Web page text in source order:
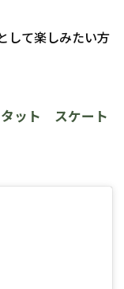
して楽しみたい方
ット　スケート